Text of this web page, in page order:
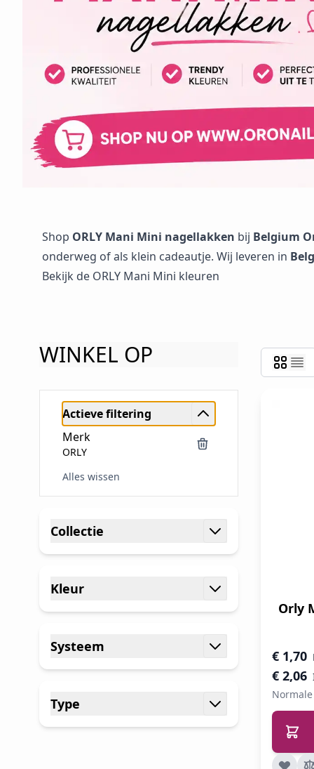
Shop ORLY Mani Mini nagellakken bij Belgium
onderweg of als klein cadeautje. Wij leveren in
Bekijk de ORLY Mani Mini kleuren
WINKEL OP
Actieve filtering
Merk
ORLY
Alles wissen
Collectie
filter
Kleur
filter
Systeem
filter
Type
filter
Orly
€ 2,06
€ 1,70